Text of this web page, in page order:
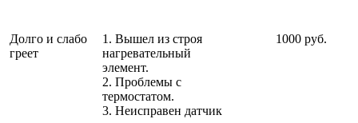
Долго и слабо
греет
1. Вышел из строя
нагревательный
элемент.
2. Проблемы с
термостатом.
3. Неисправен датчик
1000 руб.